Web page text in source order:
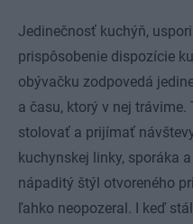
Jedinečnosť kuchýň,
prispôsobenie dispozície
obývačku zodpovedá
a času, ktorý v nej
stolovať a prijímať
kuchynskej linky, sporáka
nápaditý štýl otvoreného
ľahko neopozeral. I keď